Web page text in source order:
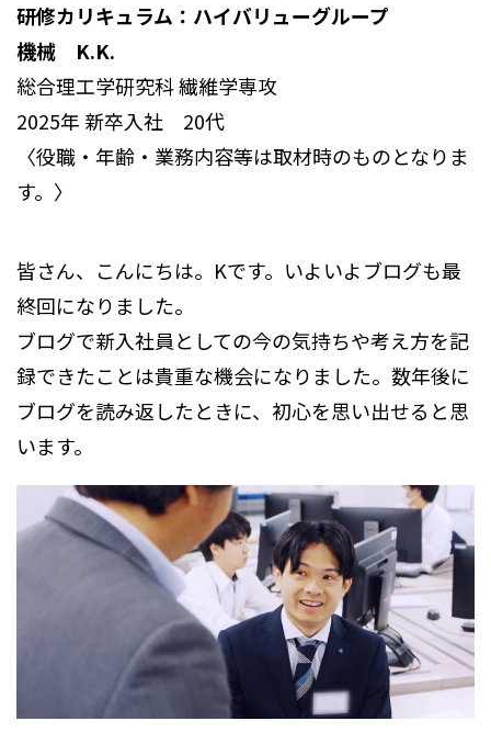
研修カリキュラム：ハイバリューグループ
機械 K.K.
総合理工学研究科 繊維学専攻
2025年 新卒入社 20代
〈役職・年齢・業務内容等は取材時のものとなりま
す。〉
皆さん、こんにちは。Kです。いよいよブログも最
終回になりました。
ブログで新入社員としての今の気持ちや考え方を記
録できたことは貴重な機会になりました。数年後に
ブログを読み返したときに、初心を思い出せると思
います。